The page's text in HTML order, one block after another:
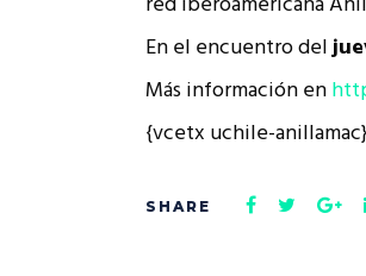
Cumplimiento Legal
En el encuentro del
Más información en
{vcetx uchile-